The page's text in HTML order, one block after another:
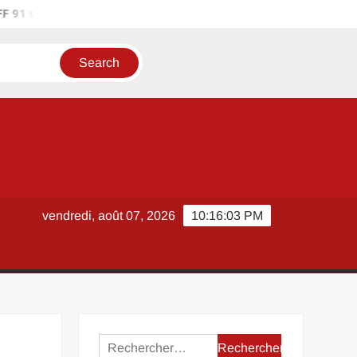
91 sur les réseaux sociaux : où suivre l’actualité du district ?
10:16:03 PM
vendredi, août 07, 2026
Rechercher :